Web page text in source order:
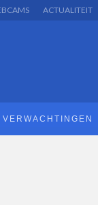
ACTUALITEIT
VERWACHTINGEN